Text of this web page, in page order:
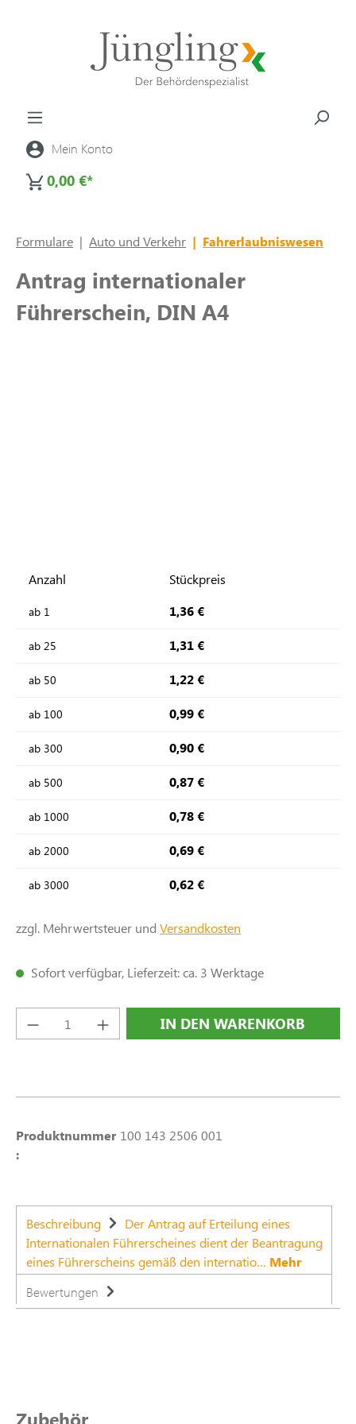
Mein Konto
0,00 €*
Formulare | Auto und Verkehr | Fahrerlaubniswesen
Antrag internationaler
Führerschein, DIN A4
Anzahl Stückpreis
ab 1 1,36 €
ab 25 1,31 €
ab 50 1,22 €
ab 100 0,99 €
ab 300 0,90 €
ab 500 0,87 €
ab 1000 0,78 €
ab 2000 0,69 €
ab 3000 0,62 €
zzgl. Mehrwertsteuer und Versandkosten
Sofort verfügbar, Lieferzeit: ca. 3 Werktage
Produkt Anzahl: Gib den gewünschten
IN DEN WARENKORB
Produktnummer
:
100 143 2506 001
Beschreibung
Der Antrag auf Erteilung eines
Internationalen Führerscheines dient der Beantragung
eines Führerscheins gemäß den internatio… Mehr
Bewertungen
Produktgalerie überspringen
Zubehör